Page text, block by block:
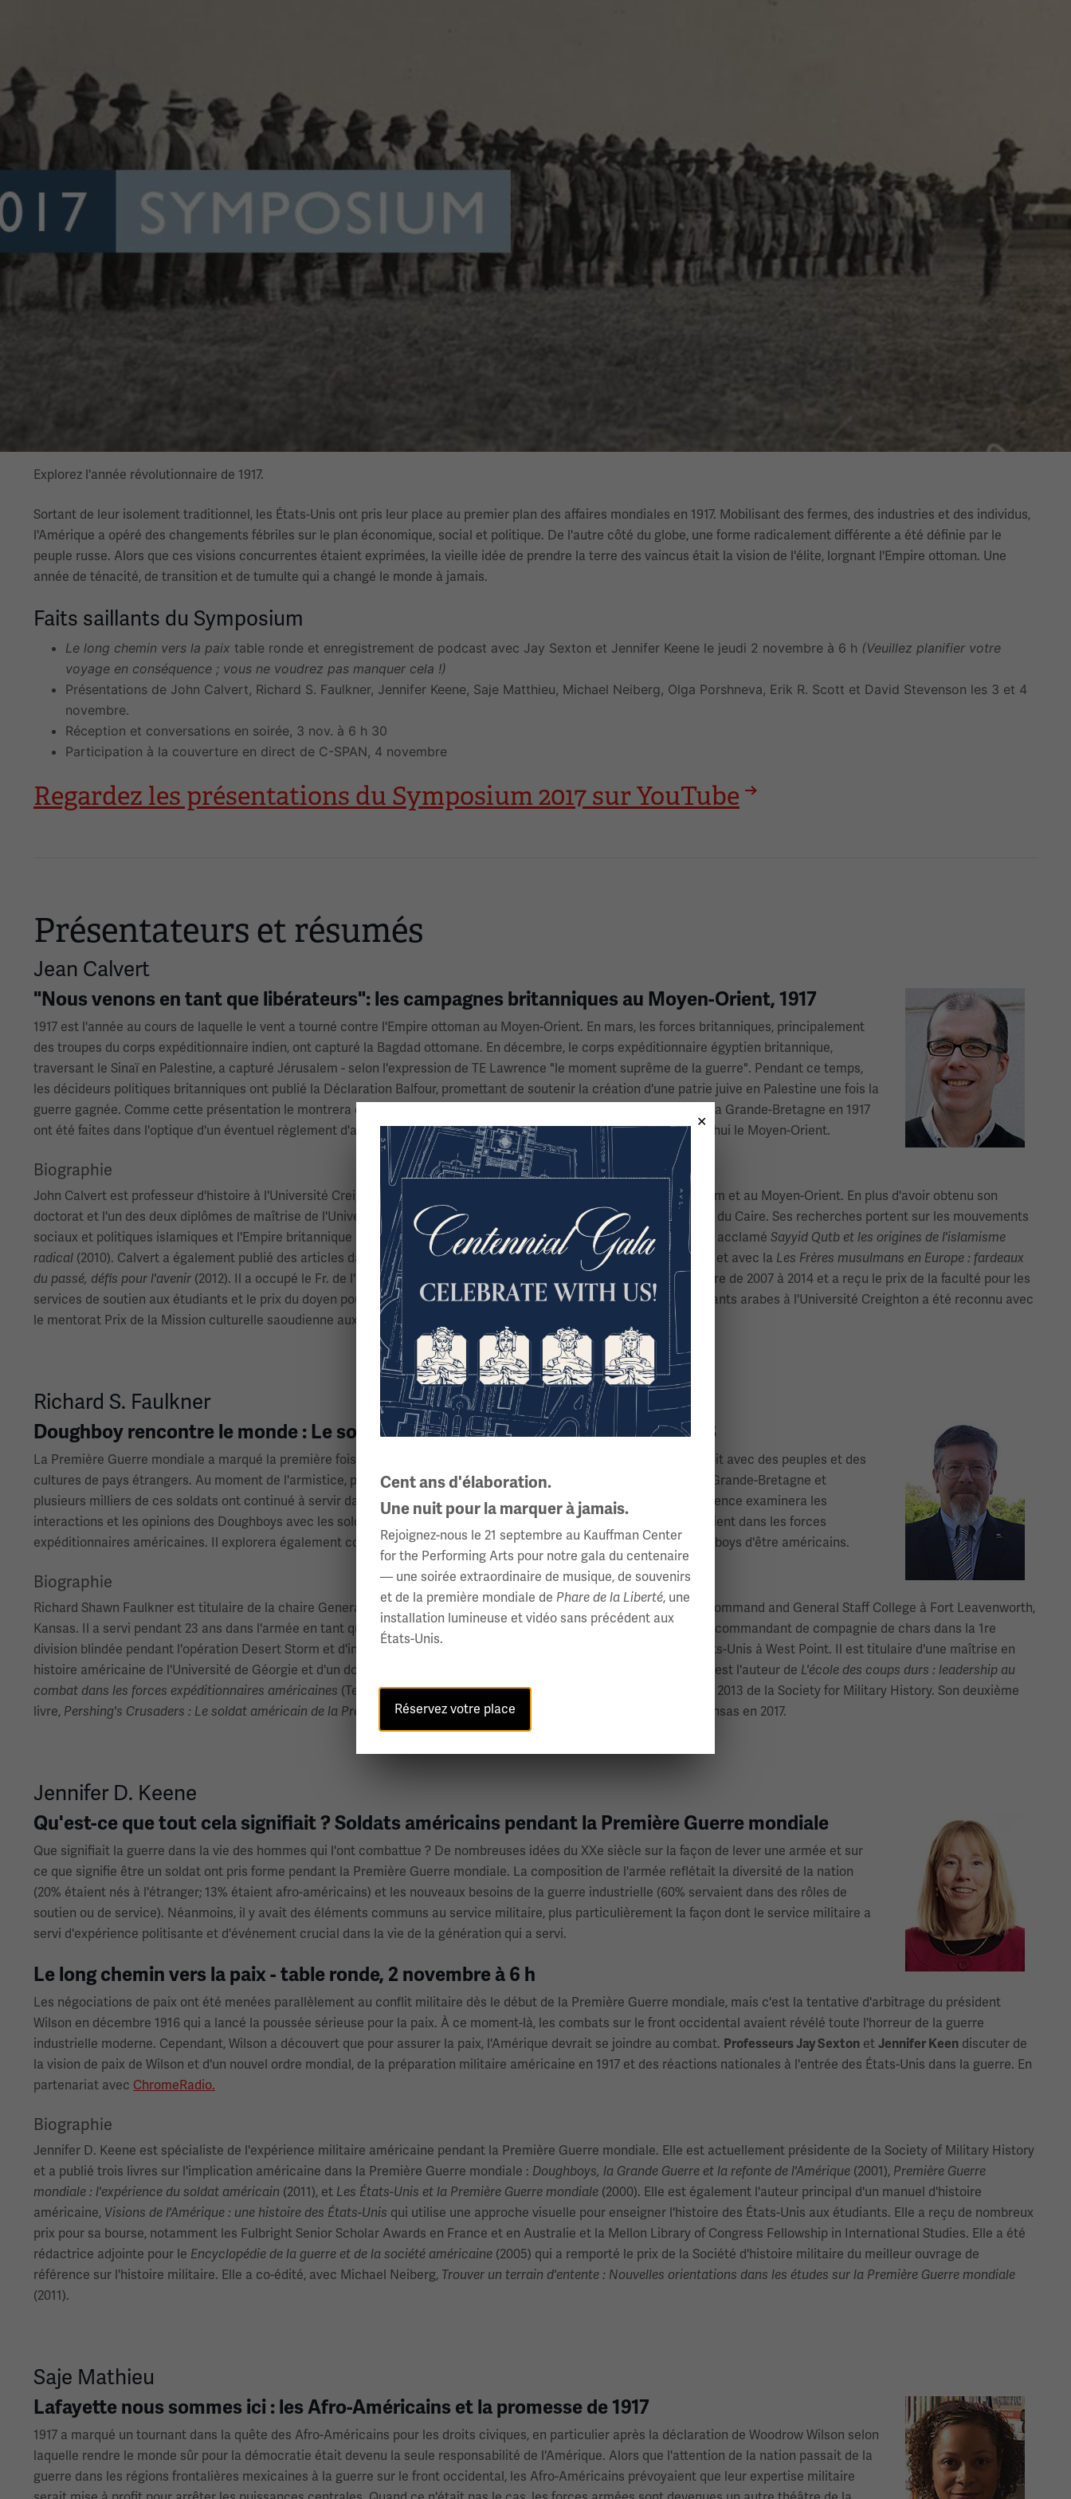
Explorez l'année révolutionnaire de 1917.
Sortant de leur isolement traditionnel, les États-Unis ont pris leur place au premier plan des affaires mondiales en 1917. Mobilisant des fermes, des industries et des individus,
l'Amérique a opéré des changements fébriles sur le plan économique, social et politique. De l'autre côté du globe, une forme radicalement différente a été définie par le
peuple russe. Alors que ces visions concurrentes étaient exprimées, la vieille idée de prendre la terre des vaincus était la vision de l'élite, lorgnant l'Empire ottoman. Une
année de ténacité, de transition et de tumulte qui a changé le monde à jamais.
Faits saillants du Symposium
Le long chemin vers la paix table ronde et enregistrement de podcast avec Jay Sexton et Jennifer Keene le jeudi 2 novembre à 6 h (Veuillez planifier votre
voyage en conséquence ; vous ne voudrez pas manquer cela !)
Présentations de John Calvert, Richard S. Faulkner, Jennifer Keene, Saje Matthieu, Michael Neiberg, Olga Porshneva, Erik R. Scott et David Stevenson les 3 et 4
novembre.
Réception et conversations en soirée, 3 nov. à 6 h 30
Participation à la couverture en direct de C-SPAN, 4 novembre
Regardez les présentations du Symposium 2017 sur YouTube
Présentateurs et résumés
Jean Calvert
Image(s)
"Nous venons en tant que libérateurs": les campagnes britanniques au Moyen-Orient, 1917
1917 est l'année au cours de laquelle le vent a tourné contre l'Empire ottoman au Moyen-Orient. En mars, les forces britanniques, principalement
des troupes du corps expéditionnaire indien, ont capturé la Bagdad ottomane. En décembre, le corps expéditionnaire égyptien britannique,
traversant le Sinaï en Palestine, a capturé Jérusalem - selon l'expression de TE Lawrence "le moment suprême de la guerre". Pendant ce temps,
les décideurs politiques britanniques ont publié la Déclaration Balfour, promettant de soutenir la création d'une patrie juive en Palestine une fois la
guerre gagnée. Comme cette présentation le montrera clairement, les campagnes et les initiatives diplomatiques de la Grande-Bretagne en 1917
ont été faites dans l'optique d'un éventuel règlement d'après-guerre &mbash; dont les conséquences hantent aujourd'hui le Moyen-Orient.
Biographie
John Calvert est professeur d'histoire à l'Université Creighton à Omaha, Nebraska, où il enseigne des cours liés à l'islam et au Moyen-Orient. En plus d'avoir obtenu son
doctorat et l'un des deux diplômes de maîtrise de l'Université McGill, il a obtenu un diplôme de l'Université américaine du Caire. Ses recherches portent sur les mouvements
sociaux et politiques islamiques et l'Empire britannique au Moyen-Orient. Il est l'auteur de plusieurs livres, dont le très acclamé Sayyid Qutb et les origines de l'islamisme
radical (2010). Calvert a également publié des articles dans L'histoire du terrorisme de Routledge de Géographie (2015) et avec la Les Frères musulmans en Europe : fardeaux
du passé, défis pour l'avenir (2012). Il a occupé le Fr. de l'Université Creighton. Henry W. Casper, professeur SJ en histoire de 2007 à 2014 et a reçu le prix de la faculté pour les
services de soutien aux étudiants et le prix du doyen pour les bourses d'études en 2011. En 2008, son mentorat d'étudiants arabes à l'Université Creighton a été reconnu avec
le mentorat Prix ​​de la Mission culturelle saoudienne aux États-Unis.
Richard S. Faulkner
Image(s)
Doughboy rencontre le monde : Le soldat américain et les Européens 1917-1918
La Première Guerre mondiale a marqué la première fois qu'un grand nombre d'Américains sont entrés en contact étroit avec des peuples et des
cultures de pays étrangers. Au moment de l'armistice, plus de deux millions de Doughboys servaient en France et en Grande-Bretagne et
plusieurs milliers de ces soldats ont continué à servir dans l'armée d'occupation en Rhénanie allemande. Cette conférence examinera les
interactions et les opinions des Doughboys avec les soldats et civils européens qu'ils ont rencontrés alors qu'ils servaient dans les forces
expéditionnaires américaines. Il explorera également comment ces interactions ont façonné la perception des Doughboys d'être américains.
Biographie
Richard Shawn Faulkner est titulaire de la chaire General William H. Stofft d'histoire militaire du United States Army Command and General Staff College à Fort Leavenworth,
Kansas. Il a servi pendant 23 ans dans l'armée en tant qu'officier d'armure. Ses affectations comprenaient le poste de commandant de compagnie de chars dans la 1re
division blindée pendant l'opération Desert Storm et d'instructeur d'histoire américaine à l'Académie militaire des États-Unis à West Point. Il est titulaire d'une maîtrise en
histoire américaine de l'Université de Géorgie et d'un doctorat en histoire américaine de la Kansas State University. Il est l'auteur de L'école des coups durs : leadership au
combat dans les forces expéditionnaires américaines (Texas A&M Press, 2012), qui a reçu le Distinguished Book Award 2013 de la Society for Military History. Son deuxième
livre, Pershing's Crusaders : Le soldat américain de la Première Guerre mondialea été publié par University Press of Kansas en 2017.
Jennifer D. Keene
Image(s)
Qu'est-ce que tout cela signifiait ? Soldats américains pendant la Première Guerre mondiale
Que signifiait la guerre dans la vie des hommes qui l'ont combattue ? De nombreuses idées du XXe siècle sur la façon de lever une armée et sur
ce que signifie être un soldat ont pris forme pendant la Première Guerre mondiale. La composition de l'armée reflétait la diversité de la nation
(20% étaient nés à l'étranger; 13% étaient afro-américains) et les nouveaux besoins de la guerre industrielle (60% servaient dans des rôles de
soutien ou de service). Néanmoins, il y avait des éléments communs au service militaire, plus particulièrement la façon dont le service militaire a
servi d'expérience politisante et d'événement crucial dans la vie de la génération qui a servi.
Le long chemin vers la paix - table ronde, 2 novembre à 6 h
Les négociations de paix ont été menées parallèlement au conflit militaire dès le début de la Première Guerre mondiale, mais c'est la tentative d'arbitrage du président
Wilson en décembre 1916 qui a lancé la poussée sérieuse pour la paix. À ce moment-là, les combats sur le front occidental avaient révélé toute l'horreur de la guerre
industrielle moderne. Cependant, Wilson a découvert que pour assurer la paix, l'Amérique devrait se joindre au combat. Professeurs Jay Sexton et Jennifer Keen discuter de
la vision de paix de Wilson et d'un nouvel ordre mondial, de la préparation militaire américaine en 1917 et des réactions nationales à l'entrée des États-Unis dans la guerre. En
partenariat avec ChromeRadio.
Biographie
Jennifer D. Keene est spécialiste de l'expérience militaire américaine pendant la Première Guerre mondiale. Elle est actuellement présidente de la Society of Military History
et a publié trois livres sur l'implication américaine dans la Première Guerre mondiale : Doughboys, la Grande Guerre et la refonte de l'Amérique (2001), Première Guerre
mondiale : l'expérience du soldat américain (2011), et Les États-Unis et la Première Guerre mondiale (2000). Elle est également l'auteur principal d'un manuel d'histoire
américaine, Visions de l'Amérique : une histoire des États-Unis qui utilise une approche visuelle pour enseigner l'histoire des États-Unis aux étudiants. Elle a reçu de nombreux
prix pour sa bourse, notamment les Fulbright Senior Scholar Awards en France et en Australie et la Mellon Library of Congress Fellowship in International Studies. Elle a été
rédactrice adjointe pour le Encyclopédie de la guerre et de la société américaine (2005) qui a remporté le prix de la Société d'histoire militaire du meilleur ouvrage de
référence sur l'histoire militaire. Elle a co-édité, avec Michael Neiberg, Trouver un terrain d'entente : Nouvelles orientations dans les études sur la Première Guerre mondiale
(2011).
Saje Mathieu
Image(s)
Lafayette nous sommes ici : les Afro-Américains et la promesse de 1917
1917 a marqué un tournant dans la quête des Afro-Américains pour les droits civiques, en particulier après la déclaration de Woodrow Wilson selon
laquelle rendre le monde sûr pour la démocratie était devenu la seule responsabilité de l'Amérique. Alors que l'attention de la nation passait de la
guerre dans les régions frontalières mexicaines à la guerre sur le front occidental, les Afro-Américains prévoyaient que leur expertise militaire
Cent ans d'élaboration.
Une nuit pour la marquer à jamais.
Rejoignez-nous le 21 septembre au Kauffman Center
for the Performing Arts pour notre gala du centenaire
— une soirée extraordinaire de musique, de souvenirs
et de la première mondiale de Phare de la Liberté, une
installation lumineuse et vidéo sans précédent aux
États-Unis.
Réservez votre place